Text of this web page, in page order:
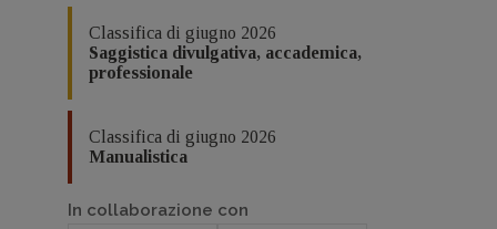
Classifica di giugno 2026
Saggistica divulgativa, accademica,
professionale
Classifica di giugno 2026
Manualistica
In collaborazione con